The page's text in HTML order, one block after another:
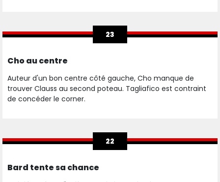
23
Cho au centre
Auteur d'un bon centre côté gauche, Cho manque de
trouver Clauss au second poteau. Tagliafico est contraint
de concéder le corner.
22
Bard tente sa chance